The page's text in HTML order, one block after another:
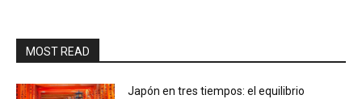
MOST READ
Japón en tres tiempos: el equilibrio